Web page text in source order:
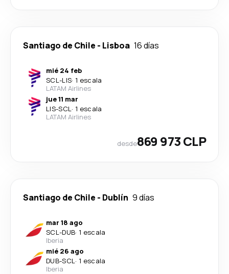
Santiago de Chile - Lisboa 16 días
mié 24 feb
SCL-LIS· 1 escala
LATAM Airlines
jue 11 mar
LIS-SCL· 1 escala
LATAM Airlines
desde869 973 CLP
Santiago de Chile - Dublín 9 días
mar 18 ago
SCL-DUB· 1 escala
Iberia
mié 26 ago
DUB-SCL· 1 escala
Iberia